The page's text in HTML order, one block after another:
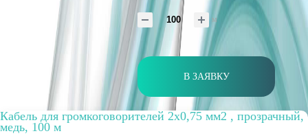
м
В ЗАЯВКУ
Кабель для громкоговорителей 2х0,75 мм2 , прозрачный,
медь, 100 м